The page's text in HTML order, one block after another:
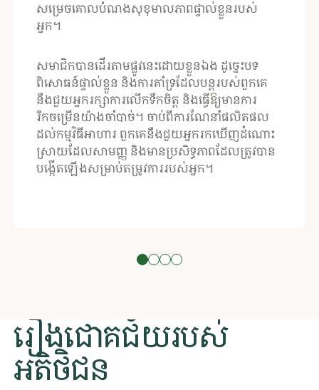
សម្រេចគោលបំណងសុខុមាលភាពផ្ទាល់ខ្លួនរបស់
អ្នក។
​សមាជិកបានដើរតាមផ្លូវនេះដោយខ្លួនឯង ដូច្នេះបទ
ពិសោធន៍ផ្ទាល់ខ្លួន និងការគាំទ្រដែលបន្តរបស់ពួកគេ
នឹងជួយអ្នករក្សាការលើកទឹកចិត្ត និងធ្វើឱ្យមានការ
រីកចម្រើនយ៉ាងចាំបាច់។ ចាប់ពីការណែនាំផលិតផល
ដល់កម្មវិធីអាហារ ពួកគេនឹងជួយអ្នករកឃើញដំណោះ
ស្រាយដែលសាមញ្ញ និងមានប្រសិទ្ធភាពដែលត្រូវបាន
បង្កើតឡើងសម្រាប់តម្រូវការរបស់អ្នក។
រឿងជោគជ័យរបស់
អតិថិជន